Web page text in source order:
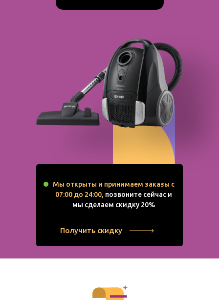
Мы открыты и принимаем заказы с
07:00 до 24:00, позвоните сейчас и
мы сделаем скидку 20%
Получить скидку